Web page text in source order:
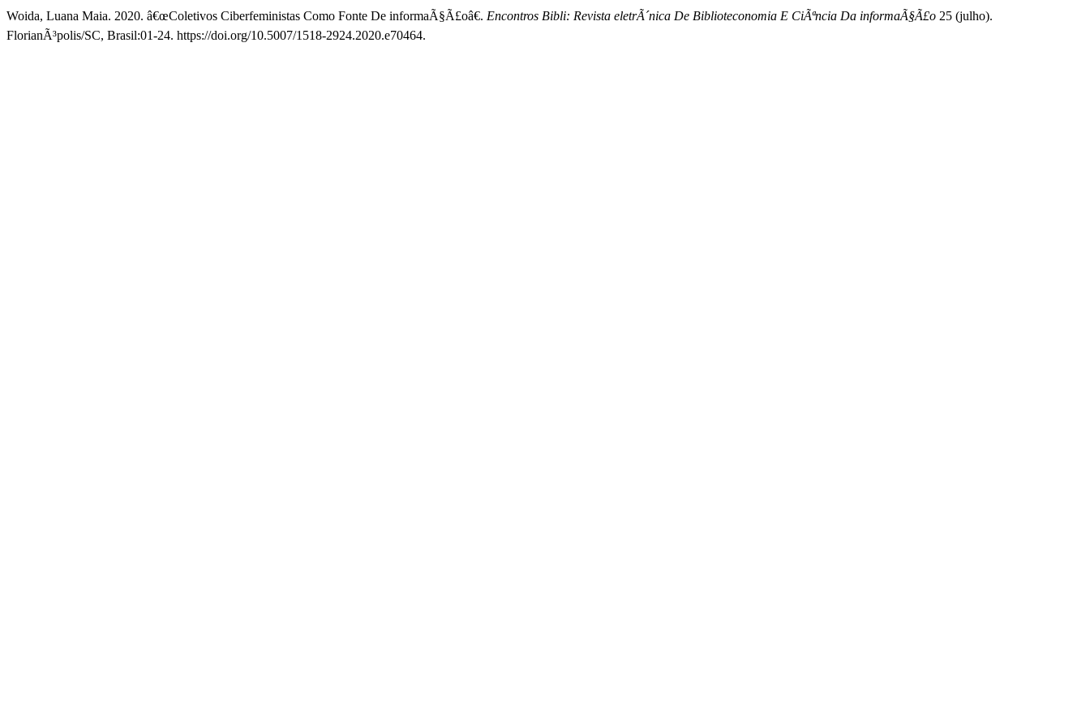
Woida, Luana Maia. 2020. â€œColetivos Ciberfeministas Como Fonte De informaÃ§Ã£oâ€. Encontros Bibli: Revista eletrÃ´nica De Biblioteconomia E CiÃªncia Da informaÃ§Ã£o 25 (julho).
FlorianÃ³polis/SC, Brasil:01-24. https://doi.org/10.5007/1518-2924.2020.e70464.